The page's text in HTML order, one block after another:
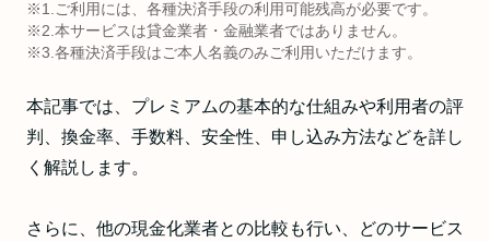
※1.ご利用には、各種決済手段の利用可能残高が必要です。
※2.本サービスは貸金業者・金融業者ではありません。
※3.各種決済手段はご本人名義のみご利用いただけます。
本記事では、プレミアムの基本的な仕組みや利用者の評
判、換金率、手数料、安全性、申し込み方法などを詳し
く解説します。
さらに、他の現金化業者との比較も行い、どのサービス